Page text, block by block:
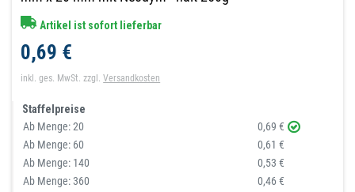
Artikel ist sofort lieferbar
0,69 €
inkl. ges. MwSt. zzgl.Versandkosten
Staffelpreise
Ab Menge:20
0,69 €
Ab Menge: 60
0,61 €
Ab Menge: 140
0,53 €
Ab Menge:360
0,46 €